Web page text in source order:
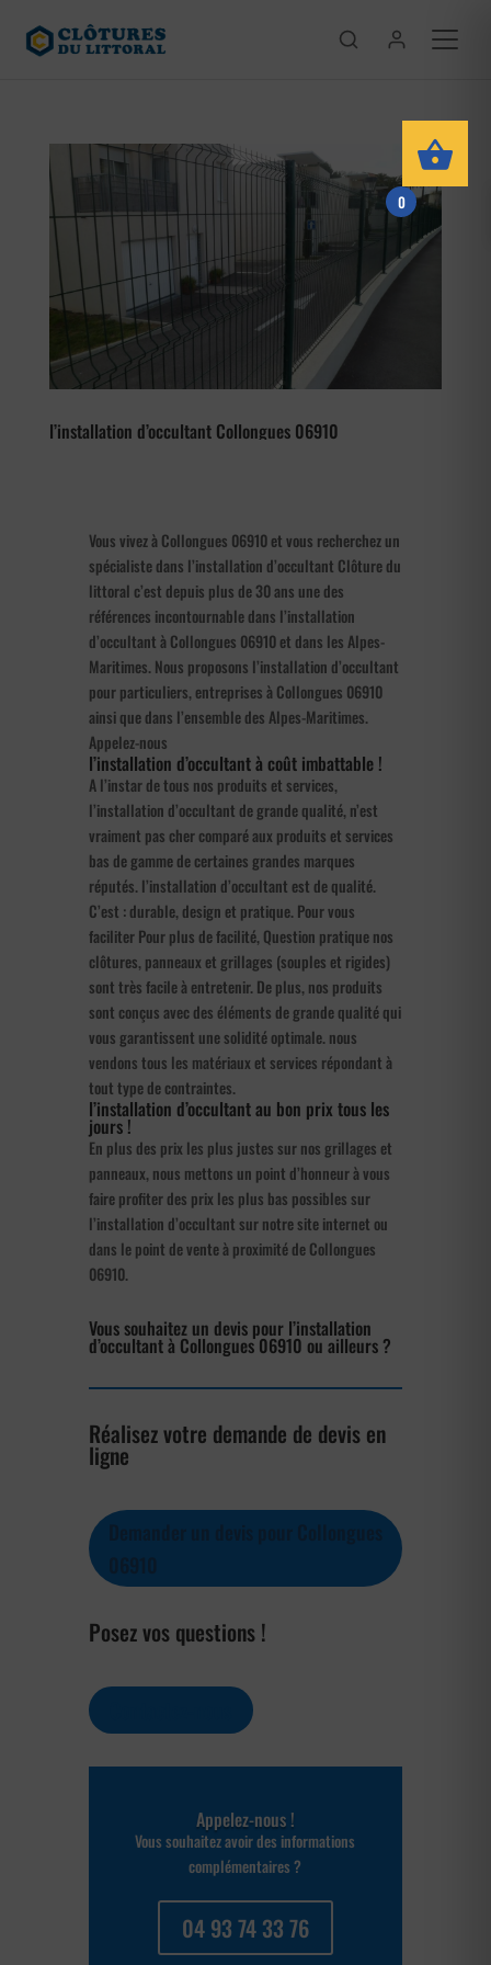
l’installation d’occultant Collongues 06910
Vous vivez à Collongues 06910 et vous recherchez un
spécialiste dans l’installation d’occultant Clôture du
littoral c’est depuis plus de 30 ans une des
références incontournable dans l’installation
d’occultant à Collongues 06910 et dans les Alpes-
Maritimes. Nous proposons l’installation d’occultant
pour particuliers, entreprises à Collongues 06910
ainsi que dans l’ensemble des Alpes-Maritimes.
Appelez-nous
l’installation d’occultant à coût imbattable !
A l’instar de tous nos produits et services,
l’installation d’occultant de grande qualité, n’est
vraiment pas cher comparé aux produits et services
bas de gamme de certaines grandes marques
réputés. l’installation d’occultant est de qualité.
C’est : durable, design et pratique. Pour vous
faciliter Pour plus de facilité, Question pratique nos
clôtures, panneaux et grillages (souples et rigides)
sont très facile à entretenir. De plus, nos produits
sont conçus avec des éléments de grande qualité qui
vous garantissent une solidité optimale. nous
vendons tous les matériaux et services répondant à
tout type de contraintes.
l’installation d’occultant au bon prix tous les
jours !
En plus des prix les plus justes sur nos grillages et
panneaux, nous mettons un point d’honneur à vous
faire profiter des prix les plus bas possibles sur
l’installation d’occultant sur notre site internet ou
dans le point de vente à proximité de Collongues
06910.
Vous souhaitez un devis pour l’installation
d’occultant à Collongues 06910 ou ailleurs ?
Réalisez votre demande de devis en
ligne
Posez vos questions !
Appelez-nous !
Vous souhaitez avoir des informations
complémentaires ?
04 93 74 33 76
0